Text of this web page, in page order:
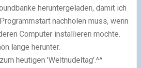
heruntergeladen, damit ich
nachholen muss, wenn
Computer in­stal­lieren möchte.
lange herunter.
heutigen 'Weltnudeltag'.^^